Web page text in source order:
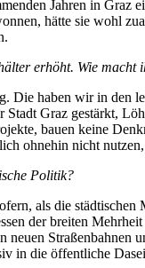
Jahren in Graz
hätte sie wohl
erhöht. Wie macht
Die haben wir in
Graz gestärkt,
bauen keine
ohnehin nicht nutzen,
Politik?
als die
der breiten
in die öffentliche